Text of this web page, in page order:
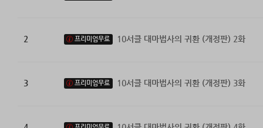
2 프리미엄무료 10서클 대마법사의 귀환 (개정판) 2화
3 프리미엄무료 10서클 대마법사의 귀환 (개정판) 3화